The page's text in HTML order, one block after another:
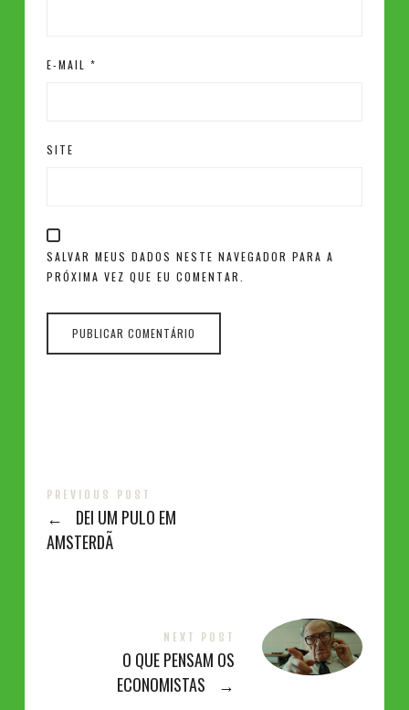
E-MAIL *
SITE
SALVAR MEUS DADOS NESTE NAVEGADOR PARA A
PRÓXIMA VEZ QUE EU COMENTAR.
PREVIOUS POST
←
DEI UM PULO EM
AMSTERDÃ
NEXT POST
O QUE PENSAM OS
ECONOMISTAS
→